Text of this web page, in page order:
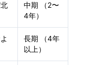
中期 （2〜
4年）
長期 （4年
以上）